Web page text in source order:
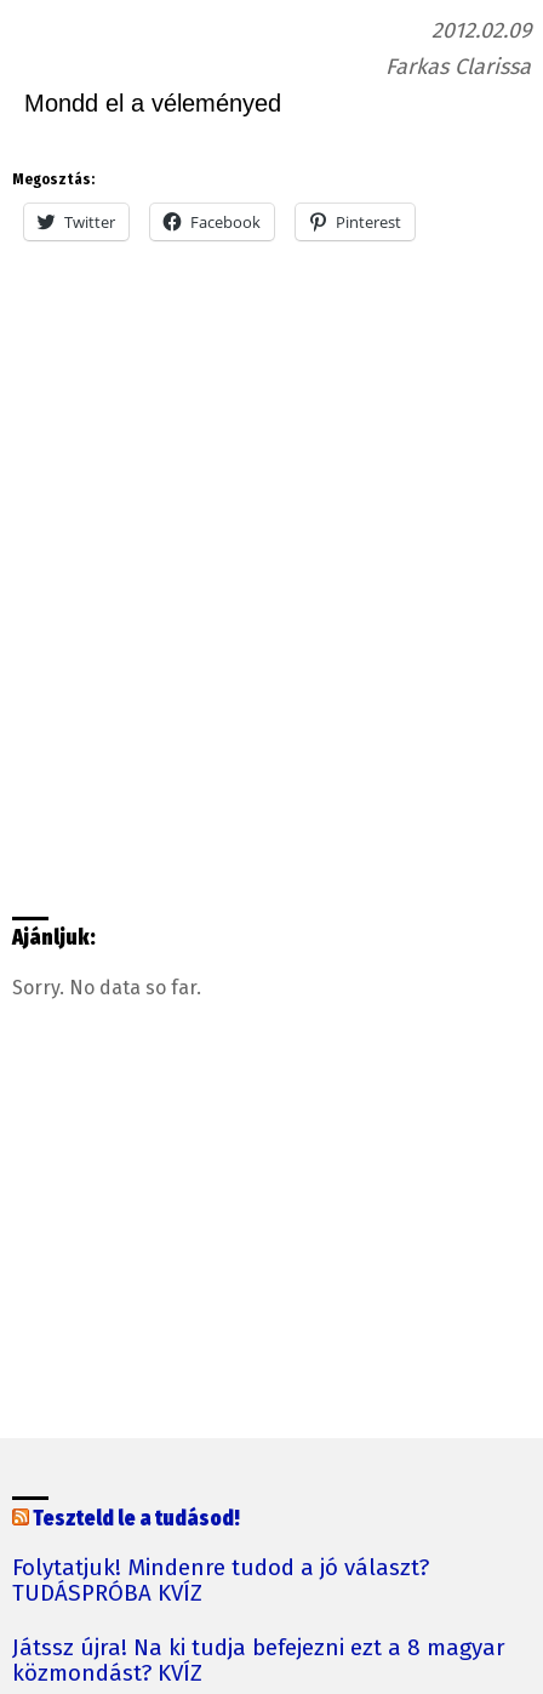
2012.02.09
Farkas Clarissa
Mondd el a véleményed
Megosztás:
Twitter Facebook Pinterest
Ajánljuk:
Sorry. No data so far.
Teszteld le a tudásod!
Folytatjuk! Mindenre tudod a jó választ?
TUDÁSPRÓBA KVÍZ
Játssz újra! Na ki tudja befejezni ezt a 8 magyar
közmondást? KVÍZ